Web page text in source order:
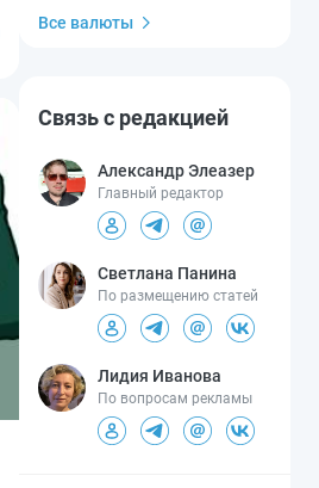
Все валюты
Связь с редакцией
Александр Элеазер
Главный редактор
Светлана Панина
По размещению статей
Лидия Иванова
По вопросам рекламы